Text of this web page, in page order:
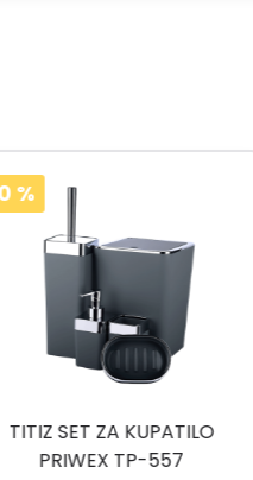
%
TITIZ POSUDA ZA BEBI
HRANU 500ML